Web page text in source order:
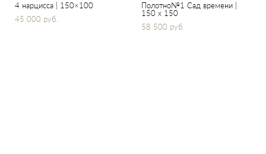
4 нарцисса | 150×100
45 000 pуб.
Полотно№1 Сад времени |
150 х 150
58 500 pуб.